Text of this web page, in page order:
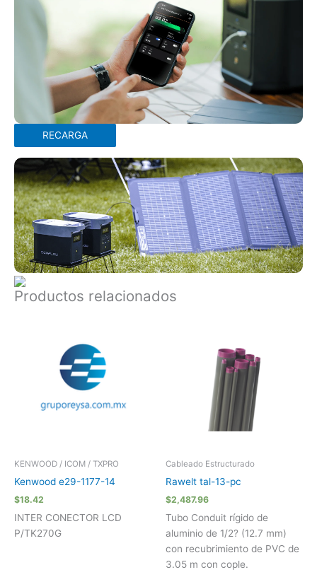
RECARGA
Productos relacionados
KENWOOD / ICOM / TXPRO
Kenwood e29-1177-14
$18.42
INTER CONECTOR LCD
P/TK270G
Cableado Estructurado
Rawelt tal-13-pc
$2,487.96
Tubo Conduit rígido de
aluminio de 1/2? (12.7 mm)
con recubrimiento de PVC de
3.05 m con cople.